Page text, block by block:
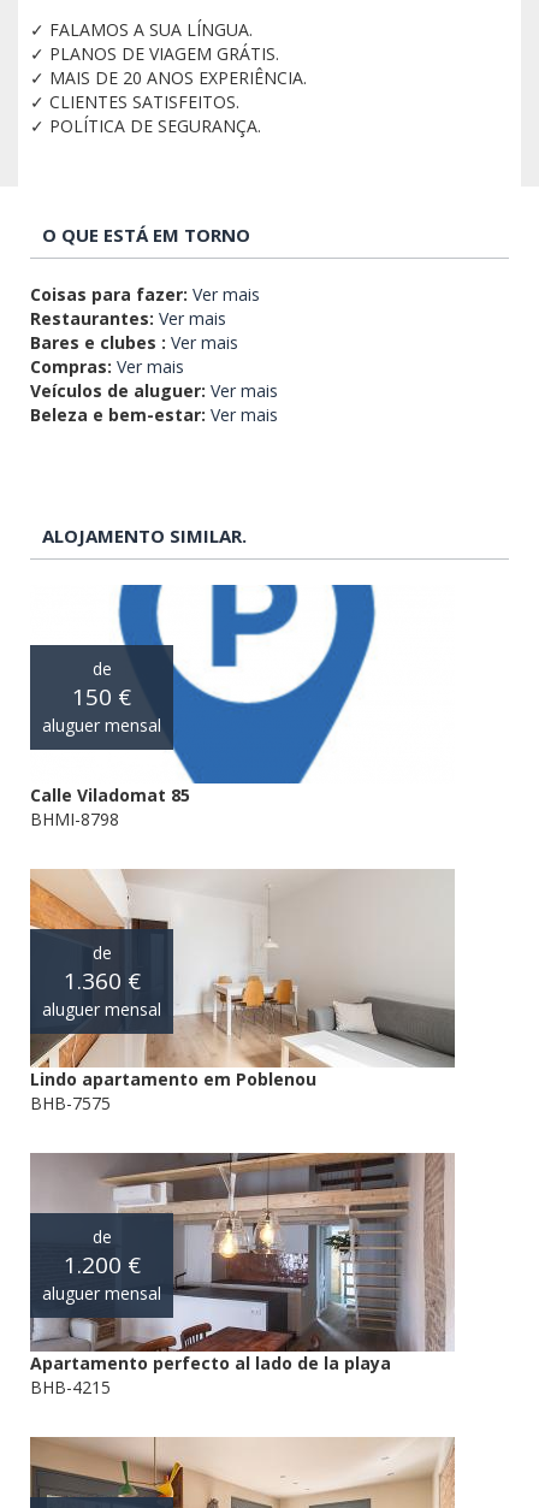
✓ FALAMOS A SUA LÍNGUA.
✓ PLANOS DE VIAGEM GRÁTIS.
✓ MAIS DE 20 ANOS EXPERIÊNCIA.
✓ CLIENTES SATISFEITOS.
✓ POLÍTICA DE SEGURANÇA.
O QUE ESTÁ EM TORNO
Coisas para fazer: Ver mais
Restaurantes: Ver mais
Bares e clubes : Ver mais
Compras: Ver mais
Veículos de aluguer: Ver mais
Beleza e bem-estar: Ver mais
ALOJAMENTO SIMILAR.
de
150 €
aluguer mensal
Calle Viladomat 85
BHMI-8798
de
1.360 €
aluguer mensal
Lindo apartamento em Poblenou
BHB-7575
de
1.200 €
aluguer mensal
Apartamento perfecto al lado de la playa
BHB-4215